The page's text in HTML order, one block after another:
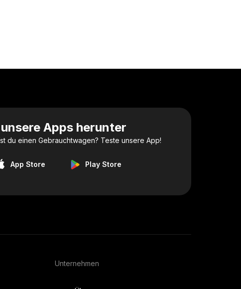
Apps herunter
du einen Gebrauchtwagen? Teste unsere App!
App Store Play Store
Unternehmen